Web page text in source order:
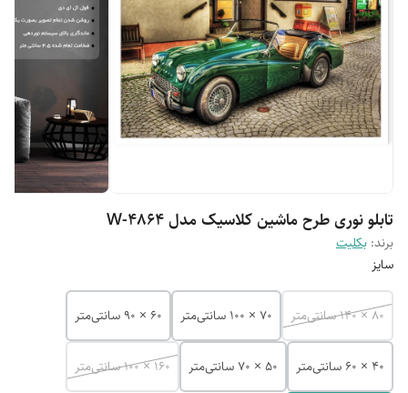
تابلو نوری طرح ماشین کلاسیک مدل W-4864
برند: بکلیت
سایز
80 × 140 سانتی‌متر 70 × 100 سانتی‌متر 60 × 90 سانتی‌متر
40 × 60 سانتی‌متر 50 × 70 سانتی‌متر 160 × 100 سانتی‌متر